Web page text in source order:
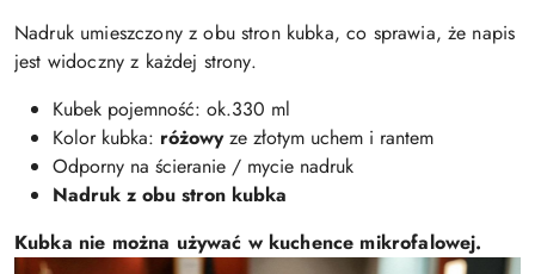
Nadruk umieszczony z obu stron kubka, co sprawia, że napis
jest widoczny z każdej strony.
Kubek pojemność: ok.330 ml
Kolor kubka: różowyze złotym uchem i rantem
Odporny na ścieranie / mycie nadruk
Nadruk z obu stron kubka
Kubka nie można używać w kuchence mikrofalowej.